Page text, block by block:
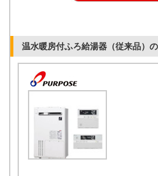
温水暖房付ふろ給湯器（従来品）